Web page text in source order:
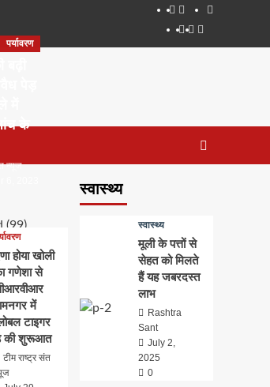
About
WEB
SERIES
Dehradun
Smart
Life
in
Places
to
सम्पर्क
पर्यावरण
के
न्यूज
6, 2023
होया खोली
गणेशा से
में
टाइगर
की शुरूआत
टीम राष्ट्र संत
स्वास्थ्य
स्वास्थ्य
मूली के पत्तों से
सेहत को मिलते
हैं यह जबरदस्त
लाभ
Rashtra
Sant
July 2,
2025
0